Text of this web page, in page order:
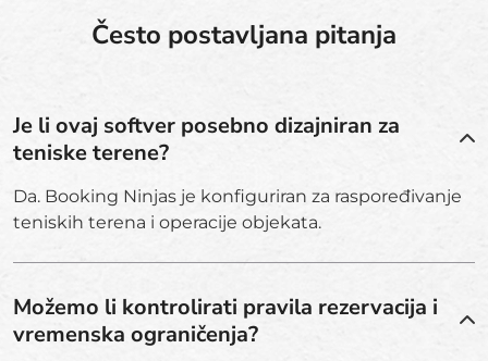
Često postavljana pitanja
Je li ovaj softver posebno dizajniran za
teniske terene?
Da. Booking Ninjas je konfiguriran za raspoređivanje
teniskih terena i operacije objekata.
Možemo li kontrolirati pravila rezervacija i
vremenska ograničenja?